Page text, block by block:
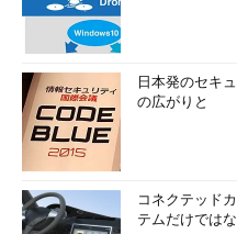
日本発のセキ
の広がりと
コネクテッド
テムだけでは